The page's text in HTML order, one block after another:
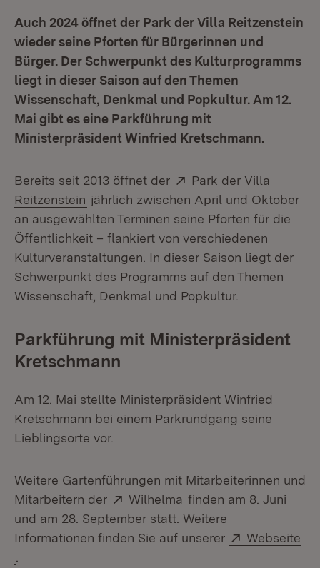
Auch 2024 öffnet der Park der Villa Reitzenstein
wieder seine Pforten für Bürgerinnen und
Bürger. Der Schwerpunkt des Kulturprogramms
liegt in dieser Saison auf den Themen
Wissenschaft, Denkmal und Popkultur. Am 12.
Mai gibt es eine Parkführung mit
Ministerpräsident Winfried Kretschmann.
Bereits seit 2013 öffnet der Extern:
Park der Villa
Reitzenstein (Öffnet in neuem Fenster)
jährlich zwischen April und Oktober
an ausgewählten Terminen seine Pforten für die
Öffentlichkeit – flankiert von verschiedenen
Kulturveranstaltungen. In dieser Saison liegt der
Schwerpunkt des Programms auf den Themen
Wissenschaft, Denkmal und Popkultur.
Parkführung mit Ministerpräsident
Kretschmann
Am 12. Mai stellte Ministerpräsident Winfried
Kretschmann bei einem Parkrundgang seine
Lieblingsorte vor.
Weitere Gartenführungen mit Mitarbeiterinnen und
Mitarbeitern der
Extern:
Wilhelma (Öffnet in neuem
finden am 8. Juni
und am 28. September statt. Weitere
Informationen finden Sie auf unserer
Extern:
Webseite